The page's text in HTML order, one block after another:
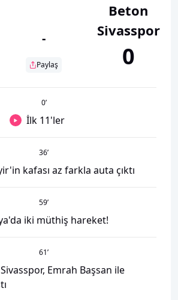
-
Paylaş
Beton
Sivasspor
0
0’
İlk 11'ler
36’
kafası az farkla auta çıktı
59’
iki müthiş hareket!
61’
Emrah Başsan ile